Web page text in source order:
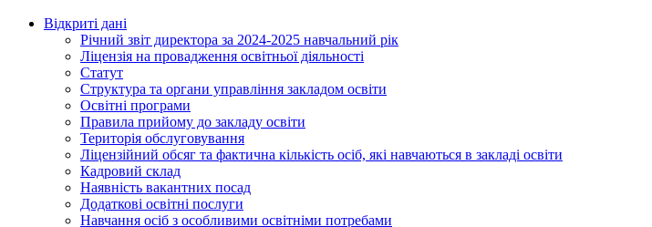
Відкриті дані
Річний звіт директора за 2024-2025 навчальний рік
Ліцензія на провадження освітньої діяльності
Статут
Структура та органи управління закладом освіти
Освiтнi програми
Правила прийому до закладу освіти
Територiя обслуговування
Ліцензійний обсяг та фактична кількість осіб, які навчаються в закладі освіти
Кадровий склад
Наявність вакантних посад
Додатковi освiтнi послуги
Навчання осіб з особливими освітніми потребами